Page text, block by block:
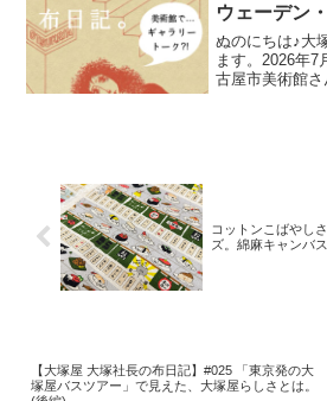
ウェーデン
ギャラリー
ぬのにちは♪大
ます。2026年7
古屋市美術館
コットンこばやし
ズ。綿麻キャンバ
【大塚屋 大塚社長の布日記】#025 「東京発の大
塚屋バスツアー」で見えた、大塚屋らしさとは。